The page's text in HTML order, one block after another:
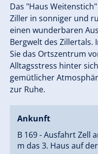
Das "Haus
Ziller in sonniger und
einen wunderbaren
Bergwelt des
Sie das Ortszentrum
Alltagsstress hinter
gemütlicher
zur Ruhe.
Ankunft
B 169 - Ausfahrt Zell
m das 3. Haus auf